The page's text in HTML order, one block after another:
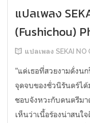
แปลเพลง
(Fushichou)
แปลเพลง SEKAI NO
"แด่เธอที่สวยงามดั่งน
จุดจบของชั่วนิรันดร์ได้
ชอบจังหวะกับดนตรีมา
เห็นว่าเนื้อร้องน่าสนใ